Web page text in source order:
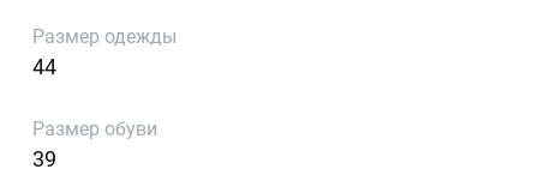
Размер одежды
44
Размер обуви
39